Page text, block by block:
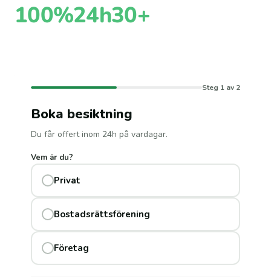
100%24h30+
Steg 1 av 2
Boka besiktning
Du får offert inom 24h på vardagar.
Vem är du?
Privat
Bostadsrättsförening
Företag